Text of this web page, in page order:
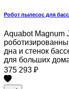
Робот пылесос для
Aquabot Magnum
дна и стенок
для больших
375 293 ₽